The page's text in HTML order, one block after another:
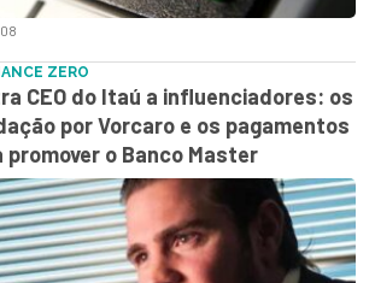
ZERO
CEO do Itaú a influenciadores: os
por Vorcaro e os pagamentos
promover o Banco Master